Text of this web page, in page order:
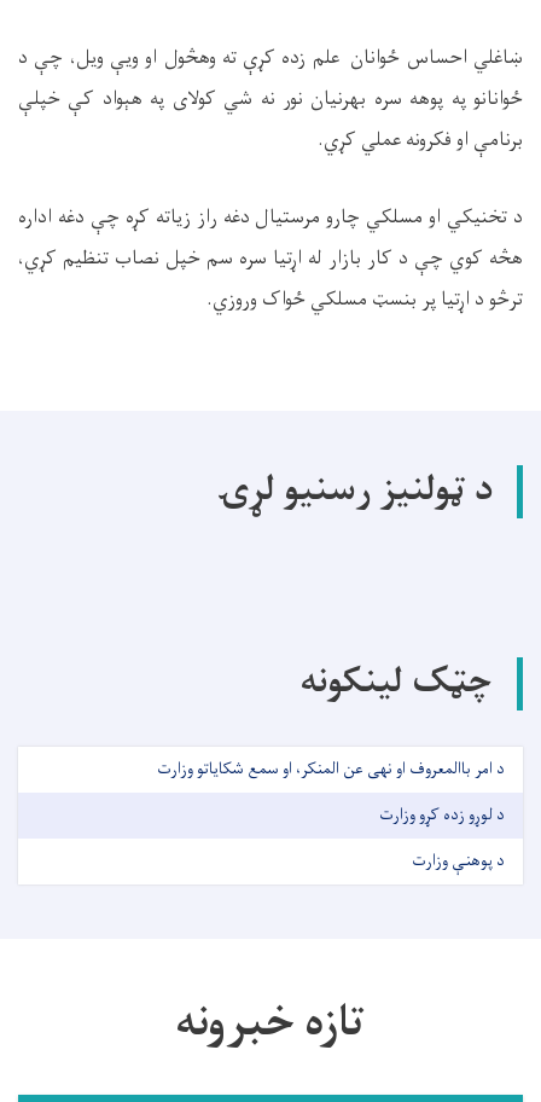
ښاغلي احساس ځوانان علم زده کړې ته وهڅول او ویې ویل، چې د
ځوانانو په پوهه سره بهرنیان نور نه شي کولای په هېواد کې خپلې
برنامې او فکرونه عملي کړي.
د تخنيکي او مسلکي چارو مرستيال دغه راز زياته کړه چې دغه اداره
هڅه کوي چې د کار بازار له اړتيا سره سم خپل نصاب تنظیم کړي،
ترڅو د اړتيا پر بنسټ مسلکي ځواک وروزي.
د ټولنیز رسنیو لړۍ
چټک لینکونه
د امر باالمعروف او نهی عن المنکر، او سمع شکایاتو وزارت
د لوړو زده کړو وزارت
د پوهنې وزارت
تازه خبرونه